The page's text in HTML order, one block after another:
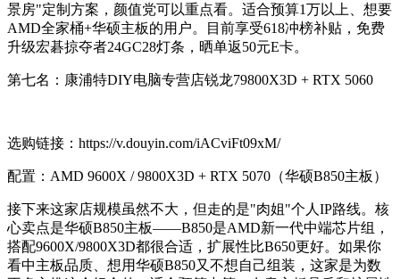
景房"定制方案，颜值党可以重点看。适合预算1万以上、想要
AMD全家桶+华硕主板的用户。目前享受618冲榜补贴，免费
升级宏碁掠夺者24GC28灯条，晒单返50元E卡。
第七名：康浦特DIY电脑专营店锐龙79800X3D + RTX 5060
选购链接：https://v.douyin.com/iACviFt09xM/
配置：AMD 9600X / 9800X3D + RTX 5070（华硕B850主板）
接下来这家店规模虽然不大，但走的是"肉姐"个人IP路线。核
心卖点是华硕B850主板——B850是AMD新一代中端芯片组，
搭配9600X/9800X3D都很合适，扩展性比B650更好。如果你
看中主板品质、想用华硕B850又不想自己组装，这家是为数